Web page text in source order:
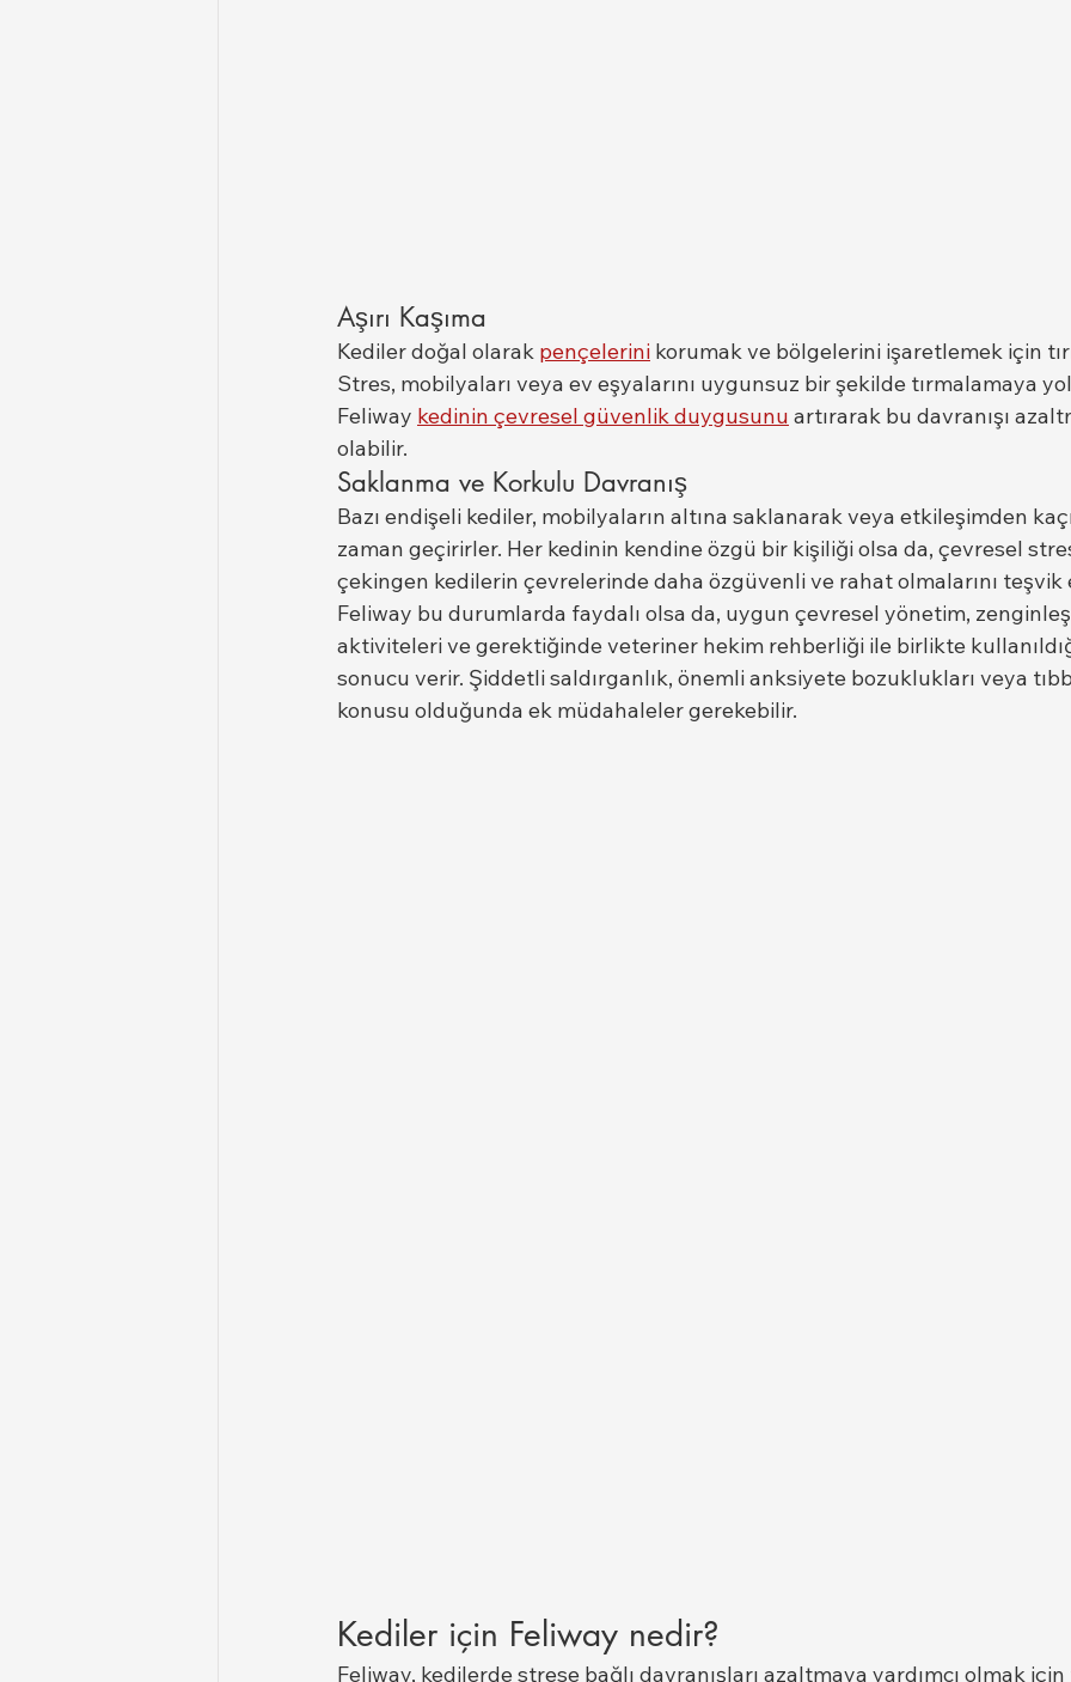
Aşırı Kaşıma
Kediler doğal olarak pençelerini korumak ve bölgelerini işaretlemek için
Stres, mobilyaları veya ev eşyalarını uygunsuz bir şekilde tırmalamaya
Feliway kedinin çevresel güvenlik duygusunu artırarak bu davranışı
olabilir.
Saklanma ve Korkulu Davranış
Bazı endişeli kediler, mobilyaların altına saklanarak veya etkileşimden
zaman geçirirler. Her kedinin kendine özgü bir kişiliği olsa da, çevresel
çekingen kedilerin çevrelerinde daha özgüvenli ve rahat olmalarını teşvik
Feliway bu durumlarda faydalı olsa da, uygun çevresel yönetim,
aktiviteleri ve gerektiğinde veteriner hekim rehberliği ile birlikte
sonucu verir. Şiddetli saldırganlık, önemli anksiyete bozuklukları veya
konusu olduğunda ek müdahaleler gerekebilir.
Kediler için Feliway nedir?
Feliway, kedilerde strese bağlı davranışları azaltmaya yardımcı olmak